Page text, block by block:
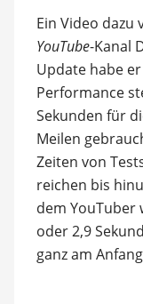
Ein Video
YouTube-Kanal
Update habe
Performance
Sekunden für
Meilen
Zeiten von
reichen bis
dem YouTuber
oder 2,9
ganz am